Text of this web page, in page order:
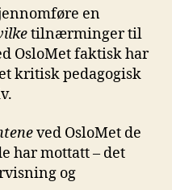
en
tilnærminger til
OsloMet faktisk har
kritisk pedagogisk
ved OsloMet de
har mottatt – det
og